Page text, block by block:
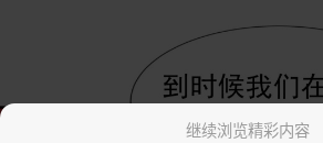
继续浏览精彩内容